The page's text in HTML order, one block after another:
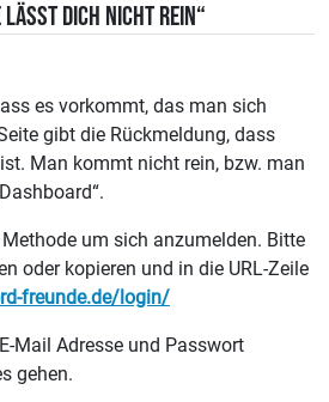
lässt Dich nicht rein“
es vorkommt, das man sich
gibt die Rückmeldung, dass
Man kommt nicht rein, bzw. man
um sich anzumelden. Bitte
oder kopieren und in die URL-Zeile
freunde.de/login/
Mail Adresse und Passwort
gehen.